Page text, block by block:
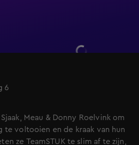
6
Meau & Donny Roelvink om
te voltooien en de kraak van hun
ze TeamSTUK te slim af te zijn,